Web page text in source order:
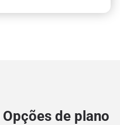
Opções de plano